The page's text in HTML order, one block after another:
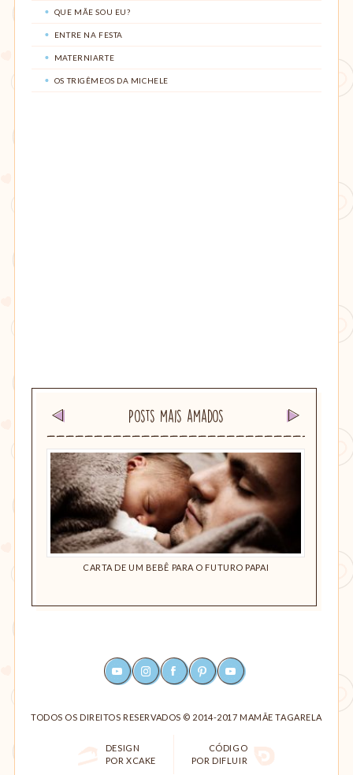
QUE MÃE SOU EU?
ENTRE NA FESTA
MATERNIARTE
OS TRIGÊMEOS DA MICHELE
Posts mais amados
CARTA DE UM BEBÊ PARA O FUTURO PAPAI
YOUTUBEINSTAGRAMFACEBOOKPINTEREST
TODOS OS DIREITOS RESERVADOS © 2014-2017 MAMÃE TAGARELA
DESIGN
POR XCAKE
CÓDIGO
POR DIFLUIR